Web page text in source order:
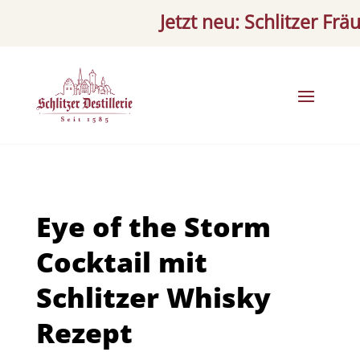
Jetzt neu: Schlitzer
Eye of the Storm
Cocktail mit
Schlitzer Whisky
Rezept